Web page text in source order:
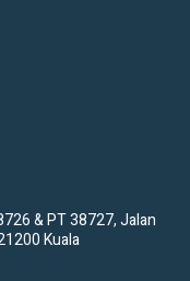
& PT 38727, Jalan
Kuala